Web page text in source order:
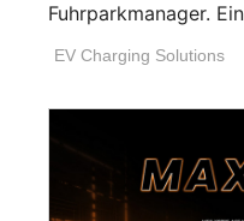
Fuhrparkmanager.
EV Charging Solutions